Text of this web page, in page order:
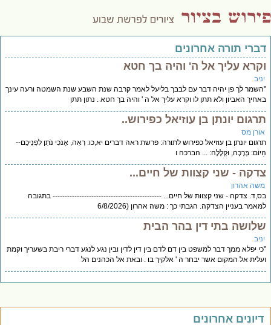
דברי תורה אחרונים
וקרא עליך אל ה' והיה בך חטא
יניב
"השמר לך פן יהיה דבר עם לבבך בליעל לאמר קרבה שנת השבע שנת השמטה ורעה עינך
באחיך האביון ולא תתן לו וקרא עליך אל ה ' והיה בך חטא . נתון תתן
תרגום יונתן בן עוזיאל כפירוש..
אורן מס
תרגום יונתן בן עוזיאל כפירוש לתורה: פרשת ראה דברים יא,כו: רְאֵה, אָנֹכִי נֹתֵן לִפְנֵיכֶם--
הַיּוֹם: בְּרָכָה, וּקְלָלָה: ... הברכה ו
צדקה - שני קצוות של חיים...
משה אהרון
בס,ד. צדקה - שני קצוות של חיים... --------------------------------------------- בתגובה
למאמר בעניין הצדקה. הגבתי כך : משה אהרון (6/8/2026
שלושה בתי דין בהר הבית
יניב
"כי יפלא ממך דבר למשפט בין דם לדם בין דין לדין ובין נגע לנגע דברי ריבת בשעריך וקמת
ועלית אל המקום אשר יבחר ה ' אלקיך בו . ובאת אל הכהנים הל
דיונים אחרונים